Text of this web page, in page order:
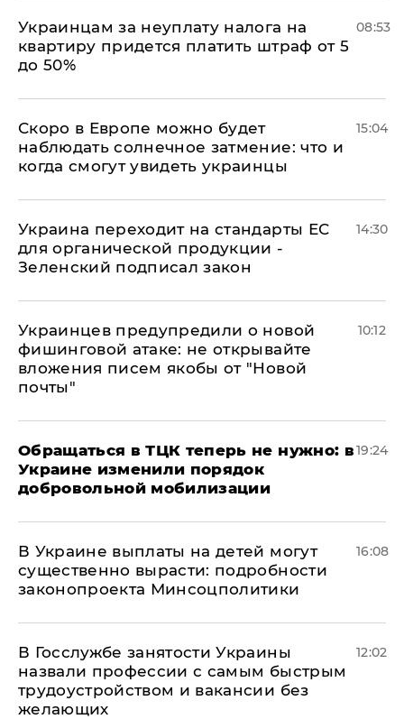
Украинцам за неуплату налога на
квартиру придется платить штраф от 5
до 50%
08:53
Скоро в Европе можно будет
наблюдать солнечное затмение: что и
когда смогут увидеть украинцы
15:04
Украина переходит на стандарты ЕС
для органической продукции -
Зеленский подписал закон
14:30
Украинцев предупредили о новой
фишинговой атаке: не открывайте
вложения писем якобы от "Новой
почты"
10:12
Обращаться в ТЦК теперь не нужно: в
Украине изменили порядок
добровольной мобилизации
19:24
В Украине выплаты на детей могут
существенно вырасти: подробности
законопроекта Минсоцполитики
16:08
В Госслужбе занятости Украины
назвали профессии с самым быстрым
трудоустройством и вакансии без
желающих
12:02